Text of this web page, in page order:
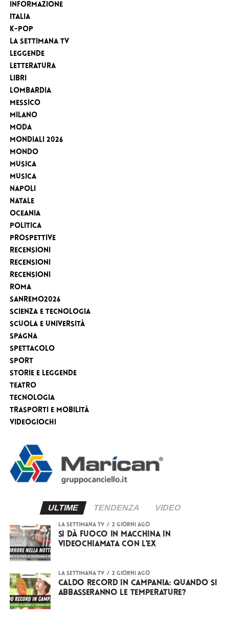
Informazione
Italia
K-Pop
la settimana tv
Leggende
Letteratura
Libri
Lombardia
Messico
Milano
Moda
MONDIALI 2026
Mondo
Musica
Musica
Napoli
Natale
Oceania
Politica
Prospettive
Recensioni
Recensioni
Recensioni
Roma
Sanremo2026
Scienza e tecnologia
Scuola e Università
Spagna
Spettacolo
sport
Storie e leggende
Teatro
Tecnologia
Trasporti e Mobilità
videogiochi
ULTIME TENDENZA VIDEO
LA SETTIMANA TV 2 giorni ago
Si dà fuoco in macchina in
videochiamata con l’ex
LA SETTIMANA TV 2 giorni ago
Caldo record in Campania: quando si
abbasseranno le temperature?